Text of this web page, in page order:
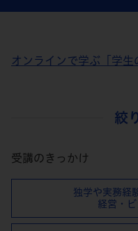
オンラインで学ぶ「学生
絞
受講のきっかけ
独学や実務経
経営・